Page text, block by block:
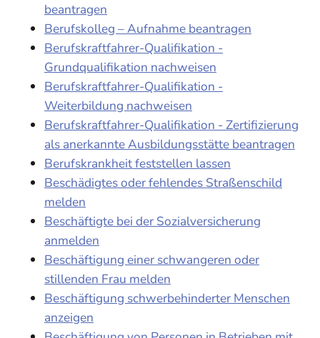
beantragen
Berufskolleg – Aufnahme beantragen
Berufskraftfahrer-Qualifikation -
Grundqualifikation nachweisen
Berufskraftfahrer-Qualifikation -
Weiterbildung nachweisen
Berufskraftfahrer-Qualifikation - Zertifizierung
als anerkannte Ausbildungsstätte beantragen
Berufskrankheit feststellen lassen
Beschädigtes oder fehlendes Straßenschild
melden
Beschäftigte bei der Sozialversicherung
anmelden
Beschäftigung einer schwangeren oder
stillenden Frau melden
Beschäftigung schwerbehinderter Menschen
anzeigen